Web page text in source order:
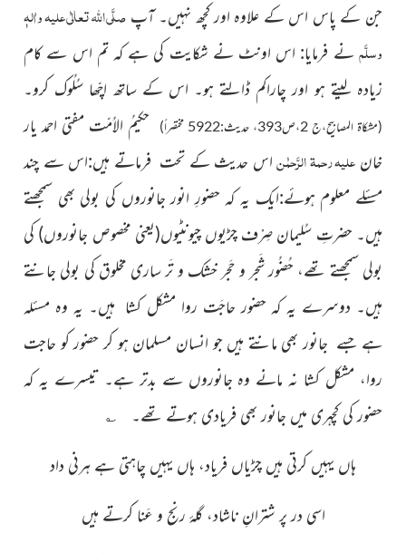
جن کے پاس اس کے علاوہ اور کچھ نہیں۔ آپ صلَّی اللہ تعالٰی علیہ واٰلہٖ
وسلَّمنے فرمایا: اس اونٹ نے شکایت کی ہے کہ تم اس سے کام
زیادہ لیتے ہو اور چاراکم ڈالتے ہو۔ اس کے ساتھ اچّھا سُلُوک کرو۔
(مشکاۃ المصابیح،ج 2،ص393، حدیث:5922 مختصراً)
حکیمُ الاُمّت مفتی احمد یار
خان علیہ رحمۃ الرَّحمٰناس حدیث کے تحت فرماتے ہیں:اس سے چند
مسئلے معلوم ہوئے:ایک یہ کہ حضورِ انور جانوروں کی بولی بھی سمجھتے
ہیں۔ حضرتِ سُلیمان صِرْف چڑیوں چیونٹیوں(یعنی مخصوص جانوروں) کی
بولی سمجھتے تھے، حُضُور شَجر و حَجر خشک و تَر ساری مخلوق کی بولی جانتے
ہیں۔ دوسرے یہ کہ حضور حاجَت روا مشکل کشا ہیں۔ یہ وہ مسئلہ
ہے جسے جانور بھی مانتے ہیں جو انسان مسلمان ہو کر حضور کو حاجت
روا، مشکل کشا نہ مانے وہ جانوروں سے بدتر ہے۔ تیسرے یہ کہ
حضور کی کچہری میں جانور بھی فریادی ہوتے تھے۔ ؎
ہاں یہیں کرتی ہیں چڑیاں فریاد، ہاں یہیں چاہتی ہے ہرنی داد
اسی در پر شترانِ ناشاد، گلۂ رنج و عَنا کرتے ہیں